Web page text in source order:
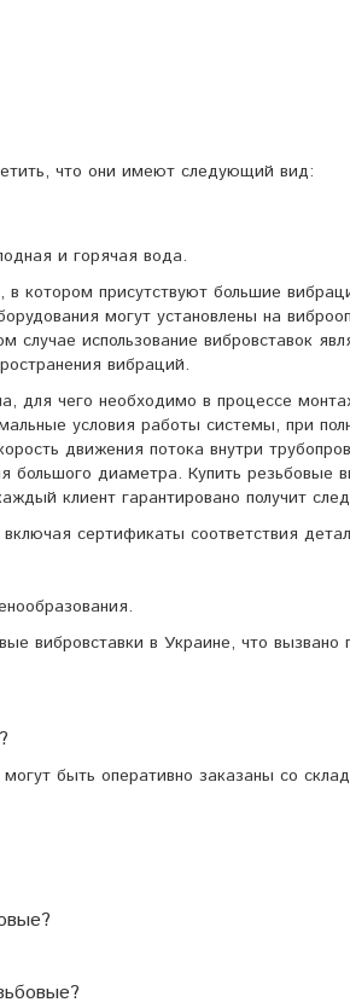
что они имеют следующий вид:
и горячая вода.
котором присутствуют большие
могут установлены на
использование вибровставок
вибраций.
для чего необходимо в процессе
условия работы системы, при
движения потока внутри
диаметра. Купить резьбовые
клиент гарантировано получит
сертификаты соответствия
вибровставки в Украине, что
быть оперативно заказаны со